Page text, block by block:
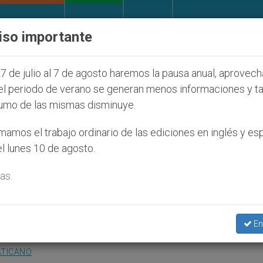
judíos que afecta a cristianos (y no sólo) en Tierra
de la familia
la Santa Sede
importante
de julio al 7 de agosto haremos la pausa anual,
periodo de verano se generan menos informaciones y
de las mismas disminuye.
el trabajo ordinario de las ediciones en inglés y
lunes 10 de agosto.